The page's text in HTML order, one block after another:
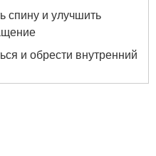
спину и улучшить
и обрести внутренний